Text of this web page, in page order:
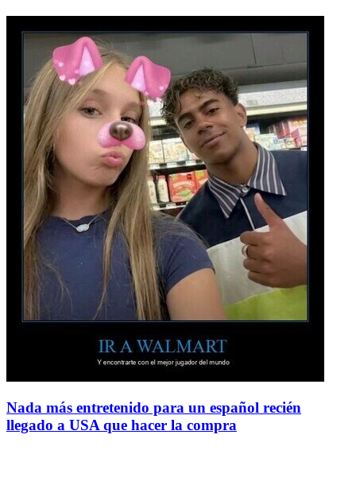
Nada más entretenido para un español recién
llegado a USA que hacer la compra